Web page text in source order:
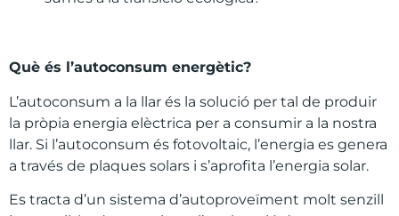
Què és l’autoconsum energètic?
L’autoconsum a la llar és la solució per tal de produir
la pròpia energia elèctrica per a consumir a la nostra
llar. Si l’autoconsum és fotovoltaic, l’energia es genera
a través de plaques solars i s’aprofita l’energia solar.
Es tracta d’un sistema d’autoproveïment molt senzill